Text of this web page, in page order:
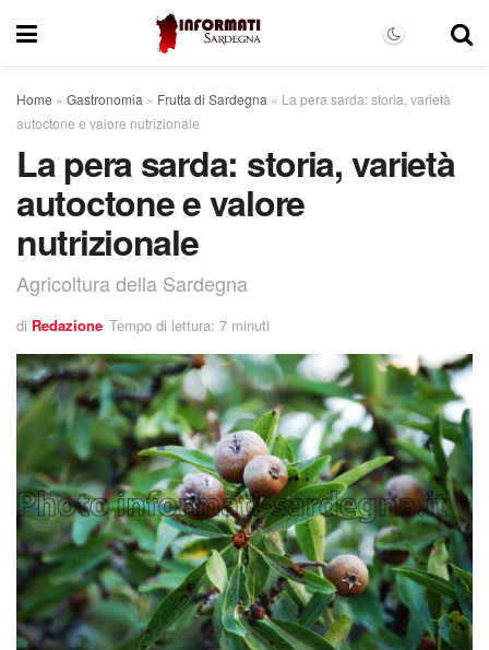
Home » Gastronomia » Frutta di Sardegna » La pera sarda: storia, varietà
autoctone e valore nutrizionale
La pera sarda: storia, varietà
autoctone e valore
nutrizionale
Agricoltura della Sardegna
di Redazione Tempo di lettura: 7 minuti